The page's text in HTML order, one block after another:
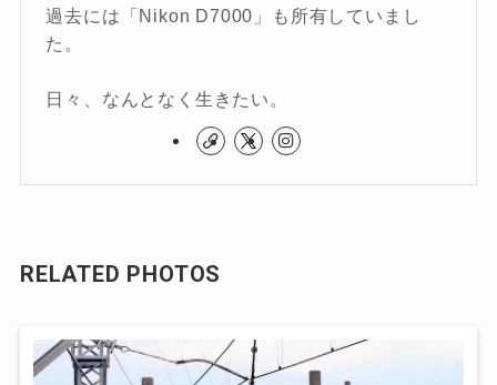
過去には「Nikon D7000」も所有していまし
た。
日々、なんとなく生きたい。
RELATED PHOTOS